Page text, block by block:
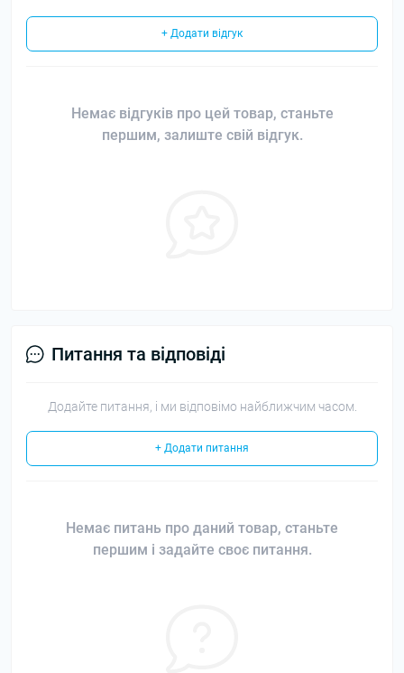
+ Додати відгук
Немає відгуків про цей товар, станьте
першим, залиште свій відгук.
Питання та відповіді
Додайте питання, і ми відповімо найближчим часом.
+ Додати питання
Немає питань про даний товар, станьте
першим і задайте своє питання.